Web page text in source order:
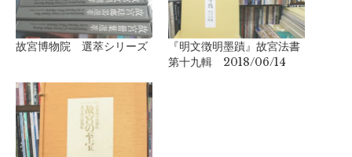
故宮博物院 選萃シリーズ
『明文徴明墨蹟』故宮法書
第十九輯 2018/06/14